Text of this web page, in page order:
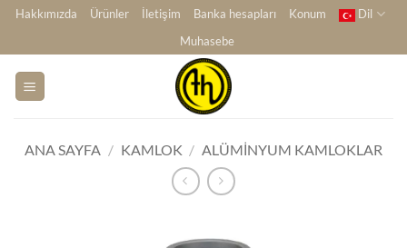
İçeriğe
Hakkımızda Ürünler İletişim Banka hesapları Konum
Dil
Muhasebe
ANA SAYFA / KAMLOK / ALÜMINYUM KAMLOKLAR